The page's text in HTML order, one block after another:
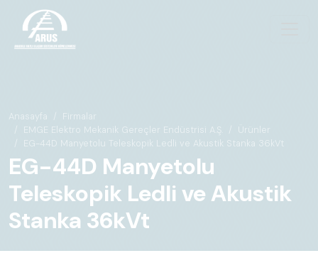
Anasayfa
Firmalar
EMGE Elektro Mekanik Gereçler Endüstrisi A.Ş.
Ürünler
EG-44D Manyetolu Teleskopik Ledli ve Akustik Stanka 36kVt
EG-44D Manyetolu
Teleskopik Ledli ve Akustik
Stanka 36kVt